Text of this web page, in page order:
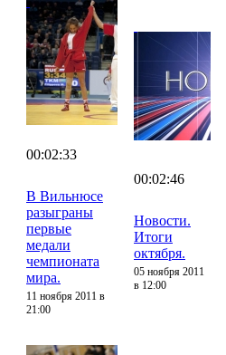
00:02:33
В Вильнюсе
разыграны
первые
медали
чемпионата
мира.
11 ноября 2011 в
21:00
00:02:46
Новости.
Итоги
октября.
05 ноября 2011
в 12:00